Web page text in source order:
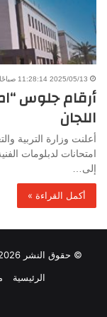
2025/05/13 11:28:14 صباحًا
أرقام جلوس
اللجان
أعلنت وزارة التربية
امتحانات لدبلومات
إلى…
أكمل القراءة »
© حقوق النشر 2026، جميع الحقوق محفوظة |
الرئيسية